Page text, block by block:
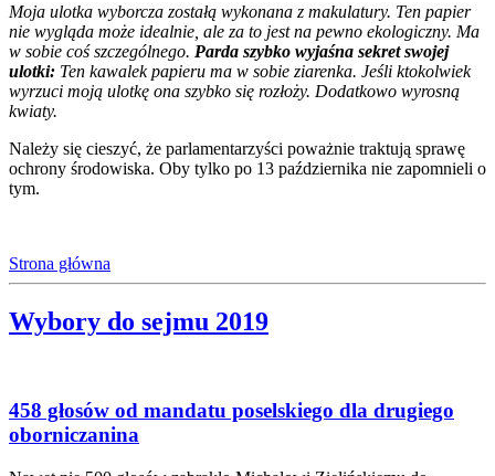
Moja ulotka wyborcza zostałą wykonana z makulatury. Ten papier
nie wygląda może idealnie, ale za to jest na pewno ekologiczny. Ma
w sobie coś szczególnego. Parda szybko wyjaśna sekret swojej
ulotki: Ten kawalek papieru ma w sobie ziarenka. Jeśli ktokolwiek
wyrzuci moją ulotkę ona szybko się rozłoży. Dodatkowo wyrosną
kwiaty.
Należy się cieszyć, że parlamentarzyści poważnie traktują sprawę
ochrony środowiska. Oby tylko po 13 października nie zapomnieli o
tym.
Strona główna
Wybory do sejmu 2019
458 głosów od mandatu poselskiego dla drugiego
oborniczanina